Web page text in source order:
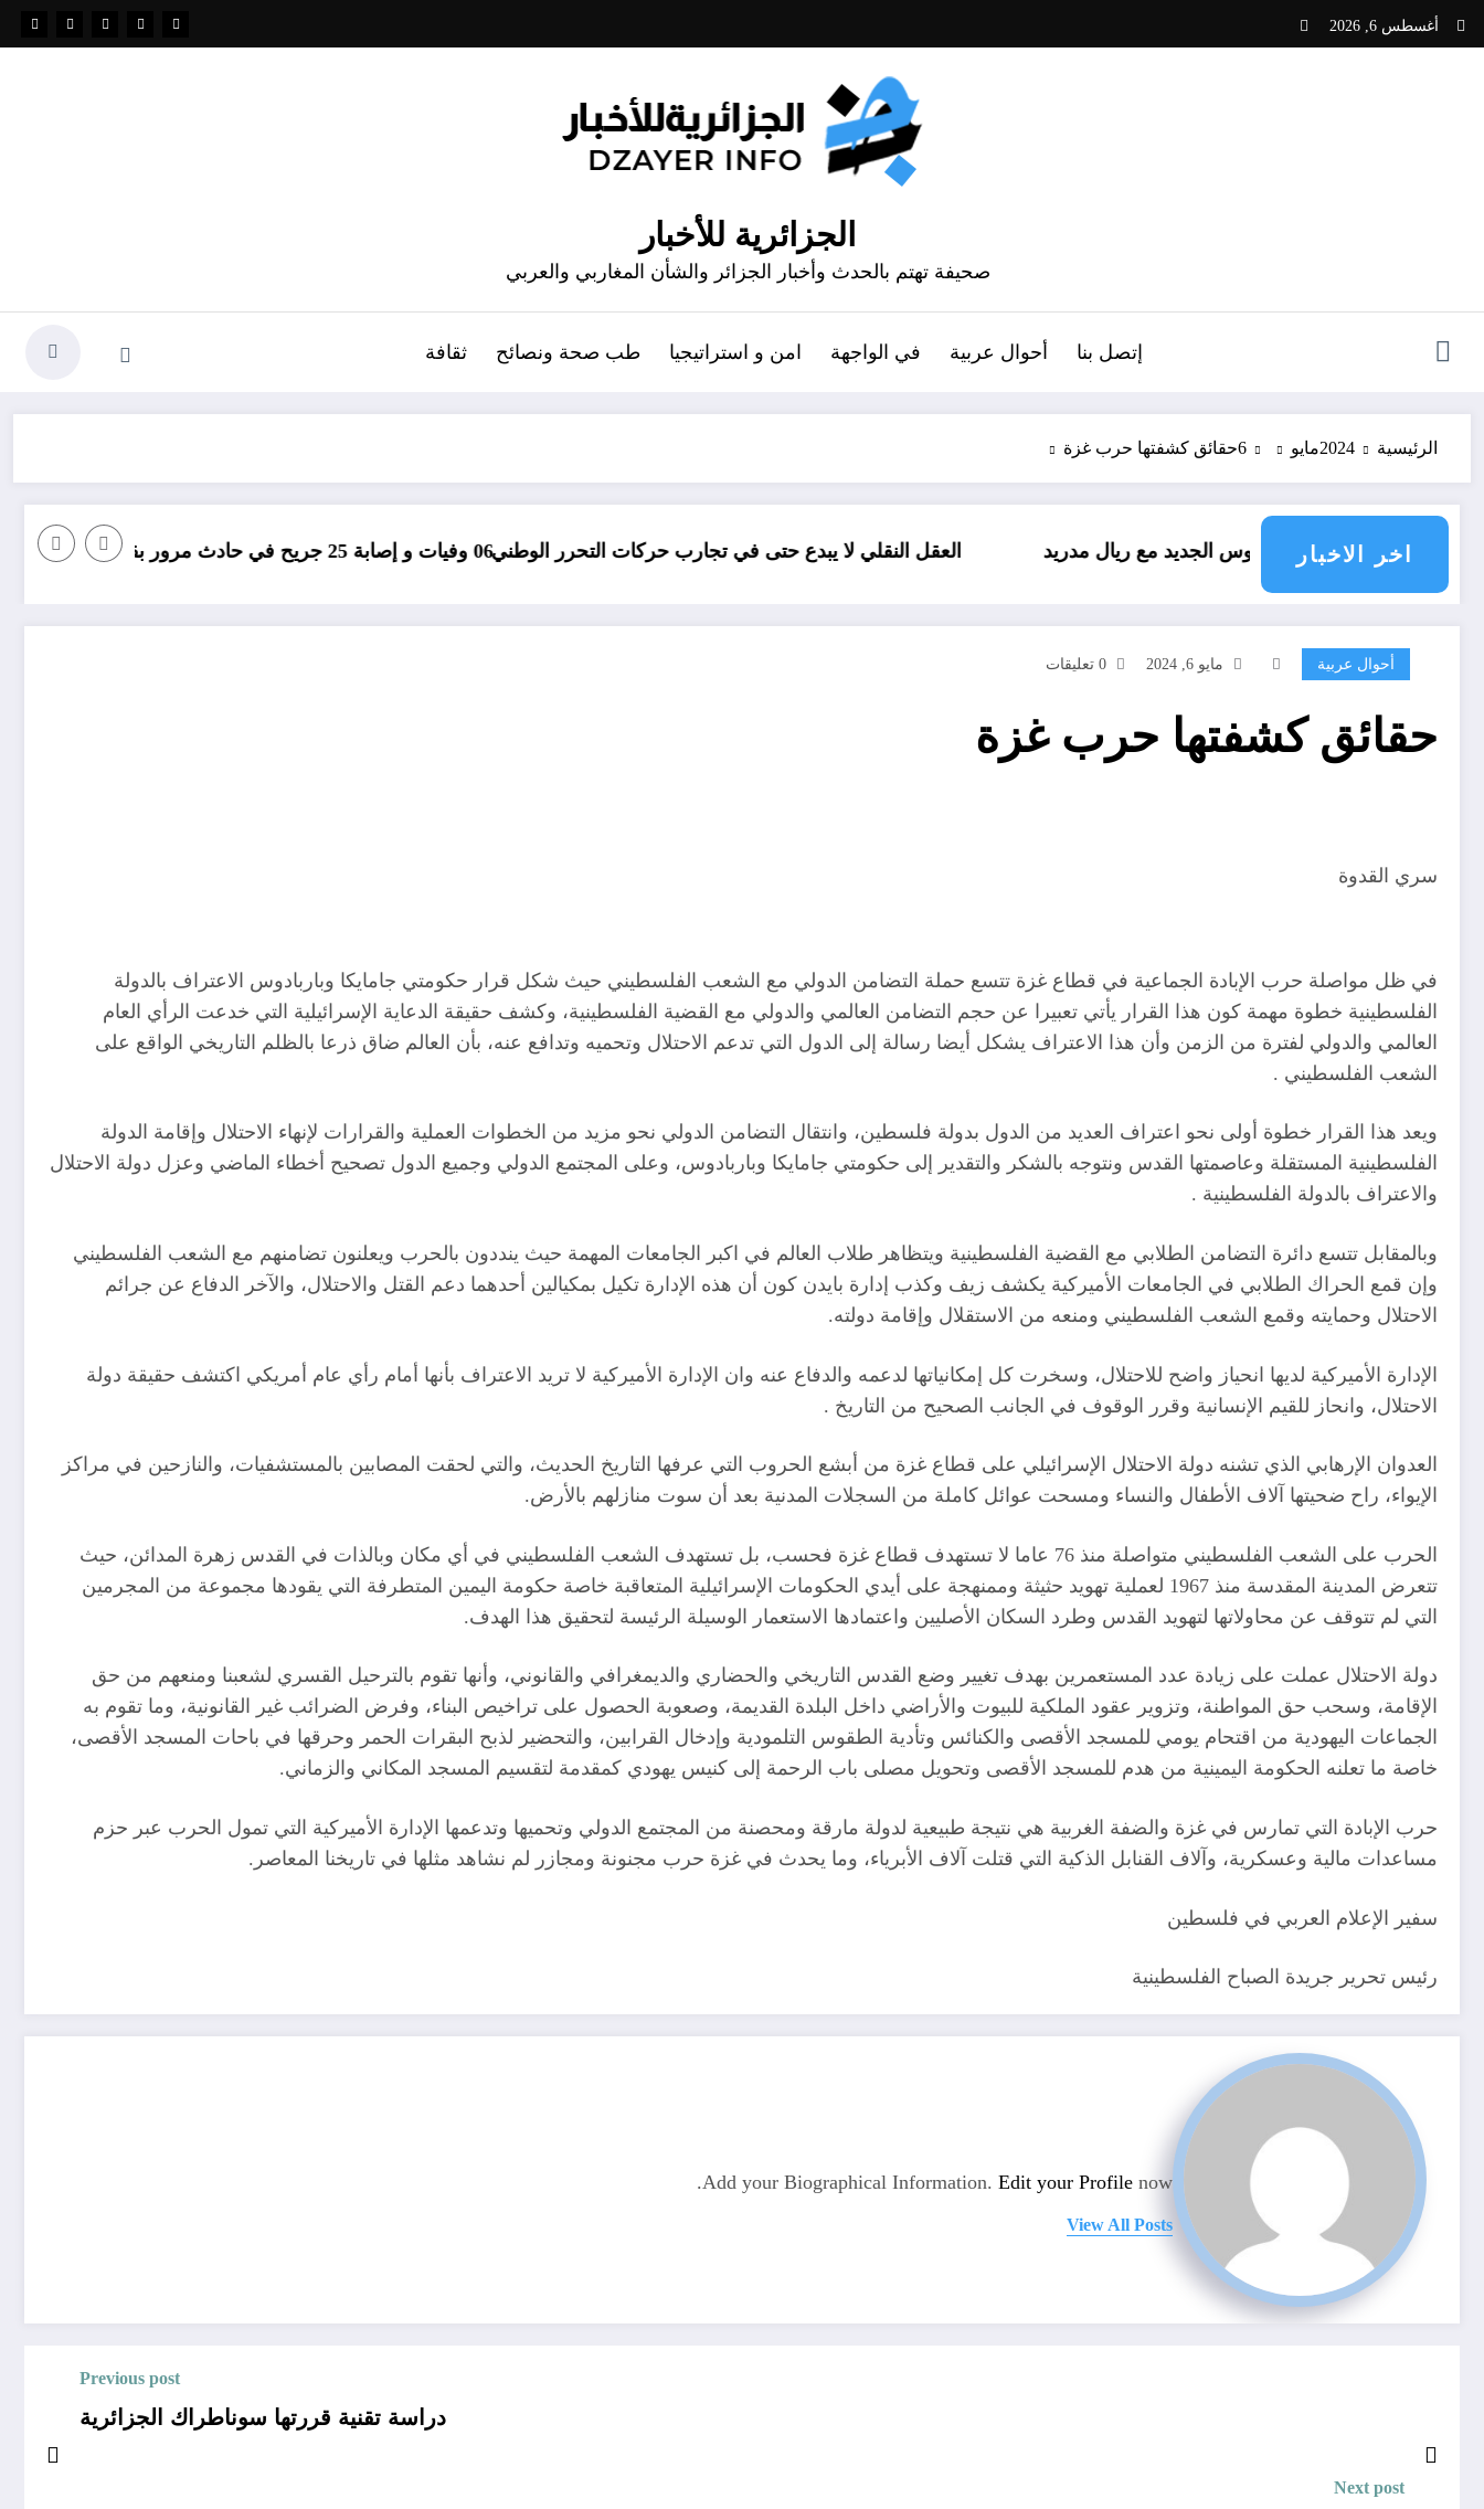
التجاوز
أغسطس 6, 2026
الجزائرية للأخبار
صحيفة تهتم بالحدث وأخبار الجزائر والشأن المغاربي والعربي
إتصل بنا أحوال عربية في الواجهة امن و استراتيجيا طب صحة ونصائح ثقافة
الرئيسية 2024مايو 6حقائق كشفتها حرب غزة
اخر الاخبار
عقد فينيسيوس الجديد مع ريال مدريد العقل النقلي لا يبدع حتى في تجارب حركات التحرر الوطني 06 وفيات و إصابة 25 جريح في حادث مرور بقسنطينة مؤامرة
أحوال عربية مايو 6, 2024 0 تعليقات
حقائق كشفتها حرب غزة
سري القدوة
في ظل مواصلة حرب الإبادة الجماعية في قطاع غزة تتسع حملة التضامن الدولي مع الشعب الفلسطيني حيث شكل قرار حكومتي جامايكا وباربادوس الاعتراف بالدولة
الفلسطينية خطوة مهمة كون هذا القرار يأتي تعبيرا عن حجم التضامن العالمي والدولي مع القضية الفلسطينية، وكشف حقيقة الدعاية الإسرائيلية التي خدعت الرأي العام
العالمي والدولي لفترة من الزمن وأن هذا الاعتراف يشكل أيضا رسالة إلى الدول التي تدعم الاحتلال وتحميه وتدافع عنه، بأن العالم ضاق ذرعا بالظلم التاريخي الواقع على
الشعب الفلسطيني .
ويعد هذا القرار خطوة أولى نحو اعتراف العديد من الدول بدولة فلسطين، وانتقال التضامن الدولي نحو مزيد من الخطوات العملية والقرارات لإنهاء الاحتلال وإقامة الدولة
الفلسطينية المستقلة وعاصمتها القدس ونتوجه بالشكر والتقدير إلى حكومتي جامايكا وباربادوس، وعلى المجتمع الدولي وجميع الدول تصحيح أخطاء الماضي وعزل دولة الاحتلال
والاعتراف بالدولة الفلسطينية .
وبالمقابل تتسع دائرة التضامن الطلابي مع القضية الفلسطينية ويتظاهر طلاب العالم في اكبر الجامعات المهمة حيث ينددون بالحرب ويعلنون تضامنهم مع الشعب الفلسطيني
وإن قمع الحراك الطلابي في الجامعات الأميركية يكشف زيف وكذب إدارة بايدن كون أن هذه الإدارة تكيل بمكيالين أحدهما دعم القتل والاحتلال، والآخر الدفاع عن جرائم
الاحتلال وحمايته وقمع الشعب الفلسطيني ومنعه من الاستقلال وإقامة دولته.
الإدارة الأميركية لديها انحياز واضح للاحتلال، وسخرت كل إمكانياتها لدعمه والدفاع عنه وان الإدارة الأميركية لا تريد الاعتراف بأنها أمام رأي عام أمريكي اكتشف حقيقة دولة
الاحتلال، وانحاز للقيم الإنسانية وقرر الوقوف في الجانب الصحيح من التاريخ .
العدوان الإرهابي الذي تشنه دولة الاحتلال الإسرائيلي على قطاع غزة من أبشع الحروب التي عرفها التاريخ الحديث، والتي لحقت المصابين بالمستشفيات، والنازحين في مراكز
الإيواء، راح ضحيتها آلاف الأطفال والنساء ومسحت عوائل كاملة من السجلات المدنية بعد أن سوت منازلهم بالأرض.
الحرب على الشعب الفلسطيني متواصلة منذ 76 عاما لا تستهدف قطاع غزة فحسب، بل تستهدف الشعب الفلسطيني في أي مكان وبالذات في القدس زهرة المدائن، حيث
تتعرض المدينة المقدسة منذ 1967 لعملية تهويد حثيثة وممنهجة على أيدي الحكومات الإسرائيلية المتعاقبة خاصة حكومة اليمين المتطرفة التي يقودها مجموعة من المجرمين
التي لم تتوقف عن محاولاتها لتهويد القدس وطرد السكان الأصليين واعتمادها الاستعمار الوسيلة الرئيسة لتحقيق هذا الهدف.
دولة الاحتلال عملت على زيادة عدد المستعمرين بهدف تغيير وضع القدس التاريخي والحضاري والديمغرافي والقانوني، وأنها تقوم بالترحيل القسري لشعبنا ومنعهم من حق
الإقامة، وسحب حق المواطنة، وتزوير عقود الملكية للبيوت والأراضي داخل البلدة القديمة، وصعوبة الحصول على تراخيص البناء، وفرض الضرائب غير القانونية، وما تقوم به
الجماعات اليهودية من اقتحام يومي للمسجد الأقصى والكنائس وتأدية الطقوس التلمودية وإدخال القرابين، والتحضير لذبح البقرات الحمر وحرقها في باحات المسجد الأقصى،
خاصة ما تعلنه الحكومة اليمينية من هدم للمسجد الأقصى وتحويل مصلى باب الرحمة إلى كنيس يهودي كمقدمة لتقسيم المسجد المكاني والزماني.
حرب الإبادة التي تمارس في غزة والضفة الغربية هي نتيجة طبيعية لدولة مارقة ومحصنة من المجتمع الدولي وتحميها وتدعمها الإدارة الأميركية التي تمول الحرب عبر حزم
مساعدات مالية وعسكرية، وآلاف القنابل الذكية التي قتلت آلاف الأبرياء، وما يحدث في غزة حرب مجنونة ومجازر لم نشاهد مثلها في تاريخنا المعاصر.
سفير الإعلام العربي في فلسطين
رئيس تحرير جريدة الصباح الفلسطينية
Add your Biographical Information. Edit your Profile now.
View All Posts
Previous post
دراسة تقنية قررتها سوناطراك الجزائرية
Next post